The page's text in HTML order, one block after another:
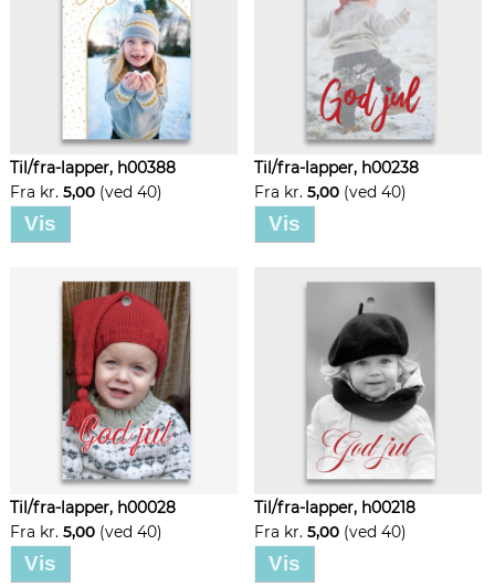
Til/fra-lapper, h00388
Fra kr. 5,00 (ved 40)
Vis
Til/fra-lapper, h00238
Fra kr. 5,00 (ved 40)
Vis
Til/fra-lapper, h00028
Fra kr. 5,00 (ved 40)
Vis
Til/fra-lapper, h00218
Fra kr. 5,00 (ved 40)
Vis